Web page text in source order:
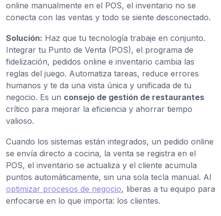
online manualmente en el POS, el inventario no se
conecta con las ventas y todo se siente desconectado.
Solución: Haz que tu tecnología trabaje en conjunto.
Integrar tu Punto de Venta (POS), el programa de
fidelización, pedidos online e inventario cambia las
reglas del juego. Automatiza tareas, reduce errores
humanos y te da una vista única y unificada de tu
negocio. Es un consejo de gestión de restaurantes
crítico para mejorar la eficiencia y ahorrar tiempo
valioso.
Cuando los sistemas están integrados, un pedido online
se envía directo a cocina, la venta se registra en el
POS, el inventario se actualiza y el cliente acumula
puntos automáticamente, sin una sola tecla manual. Al
optimizar procesos de negocio, liberas a tu equipo para
enfocarse en lo que importa: los clientes.